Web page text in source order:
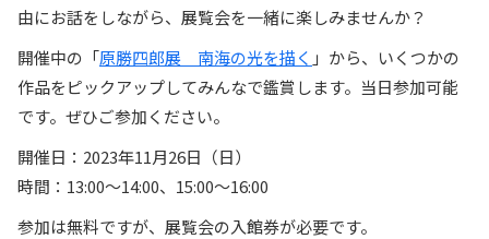
由にお話をしながら、展覧会を一緒に楽しみませんか？
開催中の「原勝四郎展 南海の光を描く 」から、いくつかの
作品をピックアップしてみんなで鑑賞します。当日参加可能
です。ぜひご参加ください。
開催日：2023年11月26日（日）
時間：13:00〜14:00、15:00〜16:00
参加は無料ですが、展覧会の入館券が必要です。